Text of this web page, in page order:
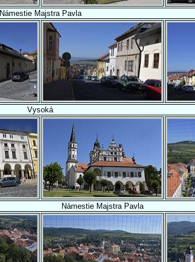
Námestie Majstra Pavla
Vysoká
Námestie Majstra Pavla